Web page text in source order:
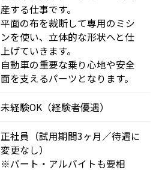
産する仕事です。
平面の布を裁断して専用のミシ
ンを使い、立体的な形状へと仕
上げていきます。
自動車の重要な乗り心地や安全
面を支えるパーツとなります。
未経験OK（経験者優遇）
正社員（試用期間3ヶ月／待遇に
変更なし）
※パート・アルバイトも要相